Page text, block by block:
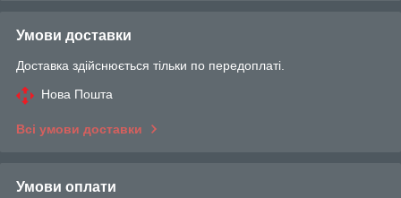
Умови доставки
Доставка здійснюється тільки по передоплаті.
Нова Пошта
Всі умови доставки
Умови оплати